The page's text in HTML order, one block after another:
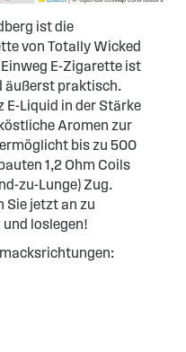
ist die
von Totally Wicked
E-Zigarette ist
äußerst praktisch.
Liquid in der Stärke
Aromen zur
bis zu 500
1,2 Ohm Coils
zu-Lunge) Zug.
Sie jetzt an zu
loslegen!